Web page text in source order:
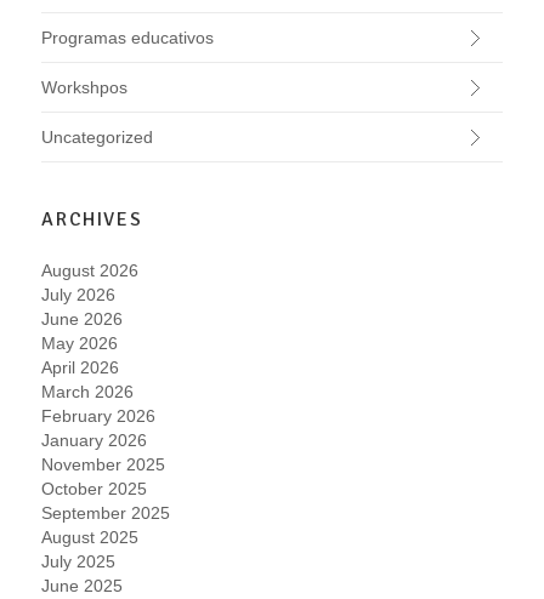
Programas educativos
Workshpos
Uncategorized
ARCHIVES
August 2026
July 2026
June 2026
May 2026
April 2026
March 2026
February 2026
January 2026
November 2025
October 2025
September 2025
August 2025
July 2025
June 2025